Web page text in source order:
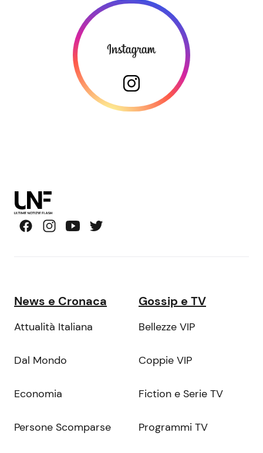
News e Cronaca
Attualità Italiana
Dal Mondo
Economia
Persone Scomparse
Gossip e TV
Bellezze VIP
Coppie VIP
Fiction e Serie TV
Programmi TV